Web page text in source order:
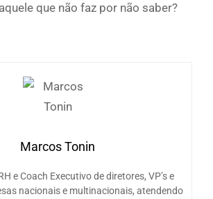
que não faz por não saber?
Marcos Tonin
e Coach Executivo de diretores, VP’s e
nacionais e multinacionais, atendendo